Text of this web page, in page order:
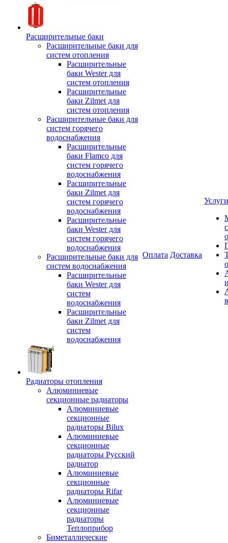
Расширительные баки
Расширительные баки для
систем отопления
Расширительные
баки Wester для
систем отопления
Расширительные
баки Zilmet для
систем отопления
Расширительные баки для
систем горячего
водоснабжения
Расширительные
баки Flamco для
систем горячего
водоснабжения
Расширительные
баки Zilmet для
систем горячего
водоснабжения
Расширительные
баки Wester для
систем горячего
водоснабжения
Расширительные баки для
систем водоснабжения
Расширительные
баки Wester для
систем
водоснабжения
Расширительные
баки Zilmet для
систем
водоснабжения
Радиаторы отопления
Алюминиевые
секционные радиаторы
Алюминиевые
секционные
радиаторы Bilux
Алюминиевые
секционные
радиаторы Русский
радиатор
Алюминиевые
секционные
радиаторы Rifar
Алюминиевые
секционные
радиаторы
Теплоприбор
Биметаллические
Оплата Доставка
Услуги